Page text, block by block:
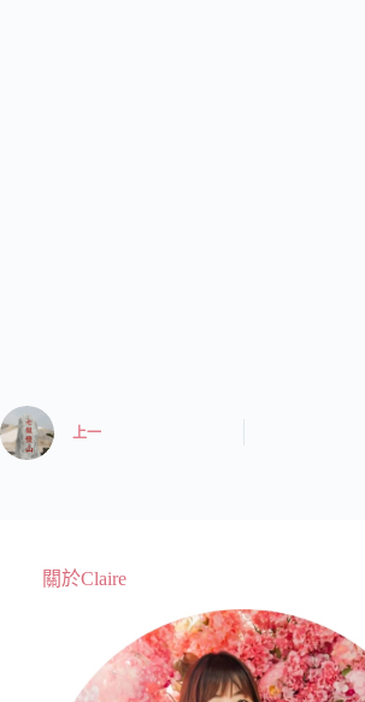
上一
關於Claire